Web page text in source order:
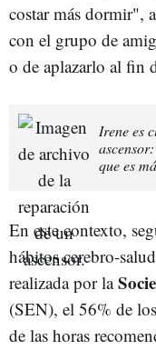
costar más dormir",
con el grupo de
o de aplazarlo al fin
Irene es
que es
En este contexto,
hábitos cerebro-
realizada por la
(SEN), el 56% de
de las horas